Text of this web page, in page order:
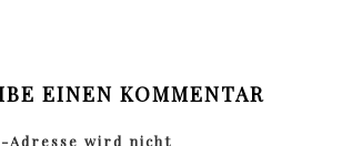
EINEN KOMMENTAR
Adresse wird nicht